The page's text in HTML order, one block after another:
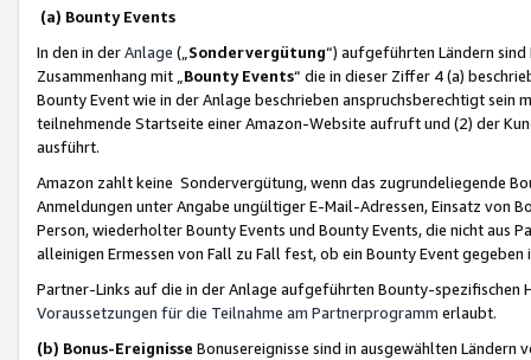
(a) Bounty Events
In den in derAnlage („ Sondervergütung“) aufgeführten Ländern
Zusammenhang mit „ Bounty Events“ die in dieser Ziffer 4 (a)
Bounty Event wie in der Anlage beschrieben anspruchsberechtigt sein
teilnehmende Startseite einer Amazon-Website aufruft und (2) der
ausführt.
Amazon zahlt keine Sondervergütung, wenn das zugrundeliegende
Anmeldungen unter Angabe ungültiger E-Mail-Adressen, Einsatz von
Person, wiederholter Bounty Events und Bounty Events, die nicht
alleinigen Ermessen von Fall zu Fall fest, ob ein Bounty Event
Partner-Links auf die in der Anlage aufgeführten Bounty-spezifischen
Voraussetzungen für die Teilnahme am Partnerprogramm erlaubt.
(b) Bonus-Ereignisse Bonusereignisse sind in ausgewählten Ländern